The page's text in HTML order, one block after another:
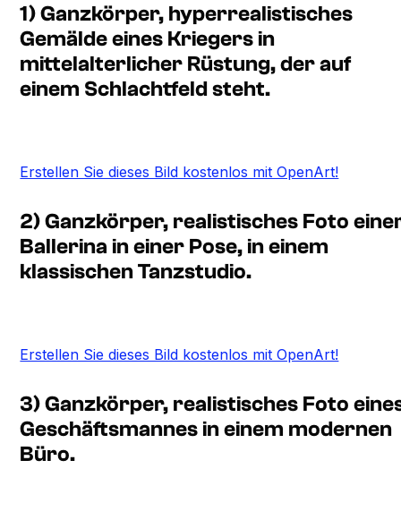
1) Ganzkörper, hyperrealistisches
Gemälde eines Kriegers in
mittelalterlicher Rüstung, der auf
einem Schlachtfeld steht.
Erstellen Sie dieses Bild kostenlos mit OpenArt!
2) Ganzkörper, realistisches Foto
Ballerina in einer Pose, in einem
klassischen Tanzstudio.
Erstellen Sie dieses Bild kostenlos mit OpenArt!
3) Ganzkörper, realistisches Foto
Geschäftsmannes in einem modernen
Büro.